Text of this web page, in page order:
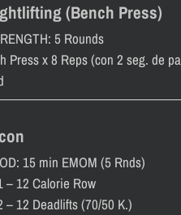
(Bench Press)
5 Rounds
Press x 8 Reps (con 2 seg. de
15 min EMOM (5 Rnds)
– 12 Calorie Row
– 12 Deadlifts (70/50 K.)